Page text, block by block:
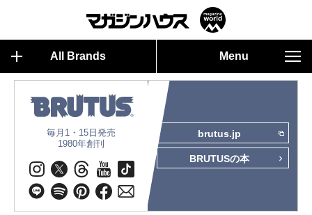
All Brands Menu
毎月1・15日発売
1980年創刊
brutus.jp
BRUTUSの本